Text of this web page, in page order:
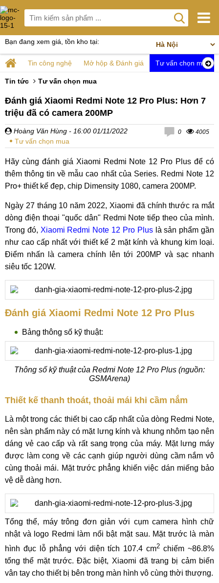
Bạn đang xem giá, tồn kho tại:
Tin công nghệ Mở hộp & Đánh giá Tư vấn chọn mua
Tin tức Tư vấn chọn mua
Đánh giá Xiaomi Redmi Note 12 Pro Plus: Hơn 7
triệu đã có camera 200MP
Hoàng Văn Hùng - 16:00 01/11/2022
Tư vấn chọn mua
0 4005
Hãy cùng đánh giá Xiaomi Redmi Note 12 Pro Plus để có
thêm thông tin về mẫu cao nhất của Series. Redmi Note 12
Pro+ thiết kế đẹp, chip Dimensity 1080, camera 200MP.
Ngày 27 tháng 10 năm 2022, Xiaomi đã chính thước ra mắt
dòng điện thoại "quốc dân" Redmi Note tiếp theo của mình.
Trong đó, Xiaomi Redmi Note 12 Pro Pluslà sản phẩm gần
như cao cấp nhất với thiết kế 2 mặt kính và khung kim loại.
Điểm nhấn là camera chính lên tới 200MP và sạc nhanh
siêu tốc 120W.
Đánh giá Xiaomi Redmi Note 12 Pro Plus
Bảng thông số kỹ thuật:
Thông số kỹ thuật của Redmi Note 12 Pro Plus (nguồn:
GSMArena)
Thiết kế thanh thoát, thoải mái khi cầm nắm
Là một trong các thiết bị cao cấp nhất của dòng Redmi Note,
nên sàn phẩm này có mặt lưng kính và khung nhôm tạo nên
dáng vẻ cao cấp và rất sang trọng của máy. Mặt lưng máy
được làm cong về các cạnh giúp người dùng cầm nắm vô
cùng thoải mái. Mặt trước phẳng khiến việc dán miếng bảo
vệ dễ dàng hơn.
Tổng thể, máy trông đơn giản với cụm camera hình chữ
nhật và logo Redmi làm nổi bật mặt sau. Mặt trước là màn
hình đục lỗ phẳng với diện tích 107.4 cm2 chiếm ~86.8%
tổng thể mặt trước. Đặc biệt, Xiaomi đã trang bị cảm biến
vân tay cho thiết bị bên trong màn hình vô cùng thời thượng.